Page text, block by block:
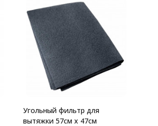
Угольный фильтр для
вытяжки 57см х 47см